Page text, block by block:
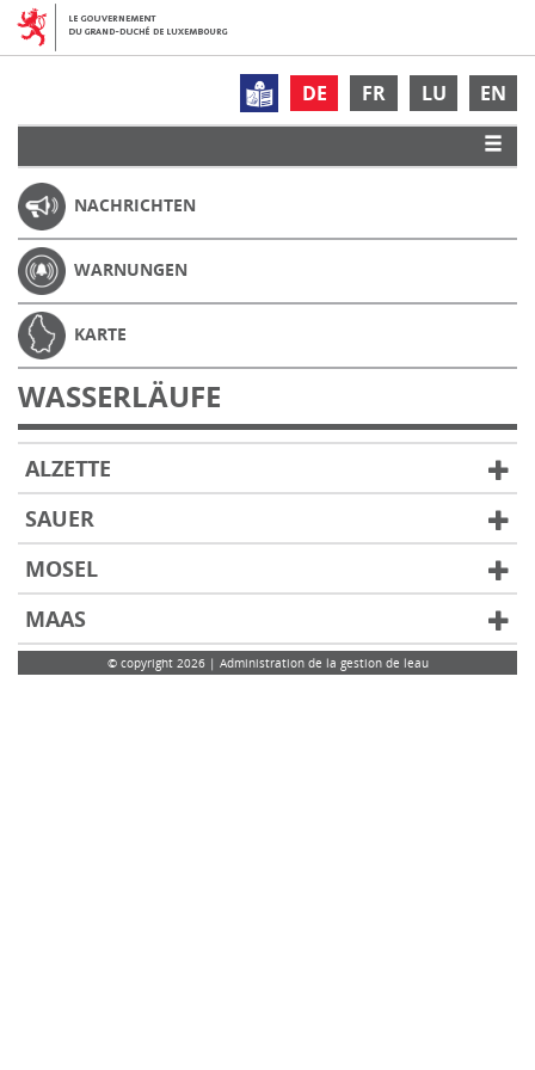
DE FR LU EN
NACHRICHTEN
WARNUNGEN
KARTE
WASSERLÄUFE
ALZETTE
SAUER
MOSEL
MAAS
© copyright 2026 | Administration de la gestion de leau